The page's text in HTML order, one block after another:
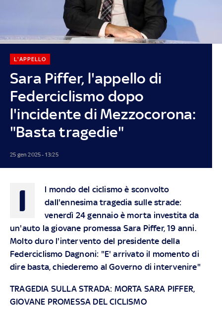
Sara Piffer, l'appello di
Federciclismo dopo
l'incidente di Mezzocorona:
"Basta tragedie"
L'APPELLO
25 gen 2025 - 13:25
I
l mondo del ciclismo è sconvolto
dall'ennesima tragedia sulle strade:
venerdì 24 gennaio è morta investita da
un'auto la giovane promessa Sara Piffer, 19 anni.
Molto duro l'intervento del presidente della
Federciclismo Dagnoni: "E' arrivato il momento di
dire basta, chiederemo al Governo di intervenire"
TRAGEDIA SULLA STRADA: MORTA SARA PIFFER,
GIOVANE PROMESSA DEL CICLISMO